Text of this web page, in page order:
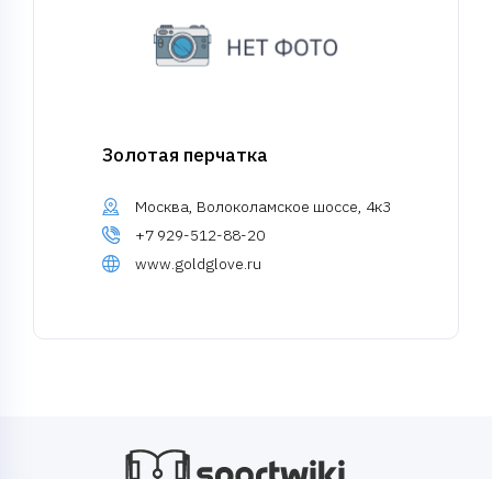
Золотая перчатка
Москва, Волоколамское шоссе, 4к3
+7 929-512-88-20
www.goldglove.ru